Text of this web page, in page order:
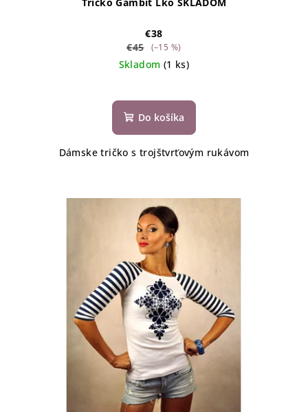
Tričko Gambit Lko SKLADOM
€38
€45
(–15 %)
Skladom (1 ks)
Do košíka
Dámske tričko s trojštvrťovým rukávom